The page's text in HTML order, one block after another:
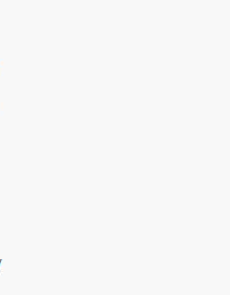
thuộc hành Kim, là khí chủ đạo